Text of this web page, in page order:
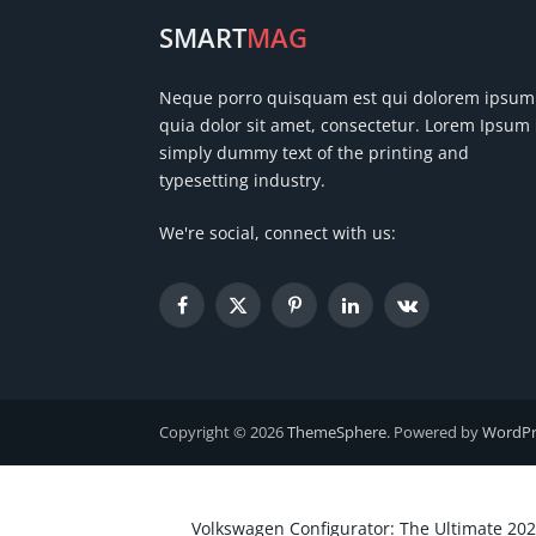
SMARTMAG
Neque porro quisquam est qui dolorem ipsum
quia dolor sit amet, consectetur. Lorem Ipsum
simply dummy text of the printing and
typesetting industry.
We're social, connect with us:
Facebook
X
PinterestLinkedInVKontakte
Copyright © 2026ThemeSphere. Powered by
Volkswagen Configurator: The Ultimate